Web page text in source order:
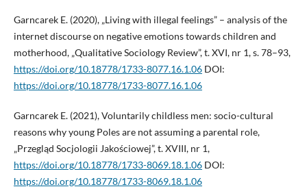
Garncarek E. (2020), „Living with illegal feelings” – analysis of the
internet discourse on negative emotions towards children and
motherhood, „Qualitative Sociology Review”, t. XVI, nr 1, s. 78–93,
https://doi.org/10.18778/1733-8077.16.1.06DOI:
https://doi.org/10.18778/1733-8077.16.1.06
Garncarek E. (2021), Voluntarily childless men: socio-cultural
reasons why young Poles are not assuming a parental role,
„Przegląd Socjologii Jakościowej”, t. XVIII, nr 1,
https://doi.org/10.18778/1733-8069.18.1.06DOI:
https://doi.org/10.18778/1733-8069.18.1.06